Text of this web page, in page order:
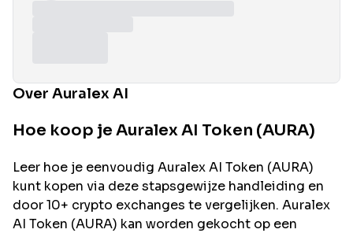
Over Auralex AI
Hoe koop je Auralex AI Token (AURA)
Leer hoe je eenvoudig Auralex AI Token (AURA)
kunt kopen via deze stapsgewijze handleiding en
door 10+ crypto exchanges te vergelijken. Auralex
AI Token (AURA) kan worden gekocht op een